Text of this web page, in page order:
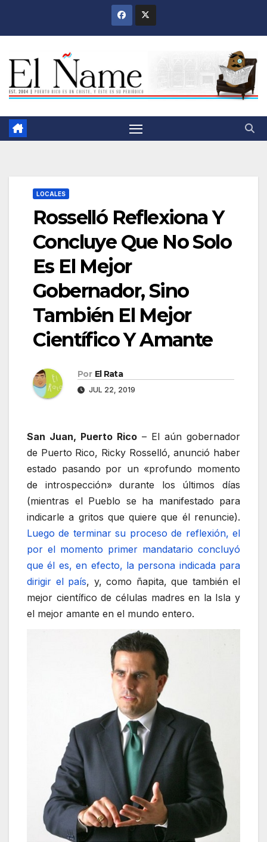
LOCALES
Rosselló Reflexiona Y
Concluye Que No Solo
Es El Mejor
Gobernador, Sino
También El Mejor
Científico Y Amante
Por El Rata
JUL 22, 2019
San Juan, Puerto Rico – El aún gobernador
de Puerto Rico, Ricky Rosselló, anunció haber
estado pasando por un «profundo momento
de introspección» durante los últimos días
(mientras el Pueblo se ha manifestado para
indicarle a gritos que quiere que él renuncie).
Luego de terminar su proceso de reflexión, el
por el momento primer mandatario concluyó
que él es, en efecto, la persona indicada para
dirigir el país, y, como ñapita, que también el
mejor científico de células madres en la Isla y
el mejor amante en el mundo entero.